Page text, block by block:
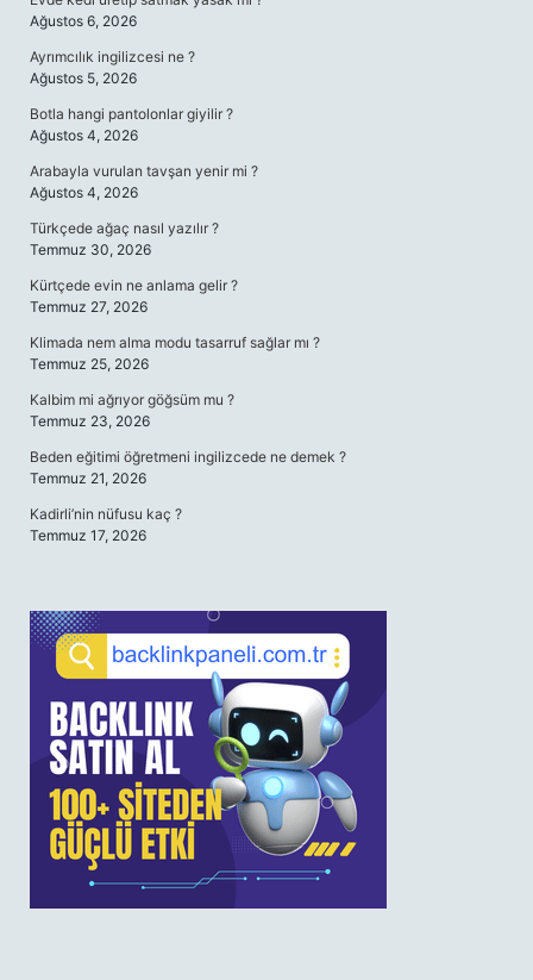
Ağustos 6, 2026
Ayrımcılık ingilizcesi ne ?
Ağustos 5, 2026
Botla hangi pantolonlar giyilir ?
Ağustos 4, 2026
Arabayla vurulan tavşan yenir mi ?
Ağustos 4, 2026
Türkçede ağaç nasıl yazılır ?
Temmuz 30, 2026
Kürtçede evin ne anlama gelir ?
Temmuz 27, 2026
Klimada nem alma modu tasarruf sağlar mı ?
Temmuz 25, 2026
Kalbim mi ağrıyor göğsüm mu ?
Temmuz 23, 2026
Beden eğitimi öğretmeni ingilizcede ne demek ?
Temmuz 21, 2026
Kadirli’nin nüfusu kaç ?
Temmuz 17, 2026